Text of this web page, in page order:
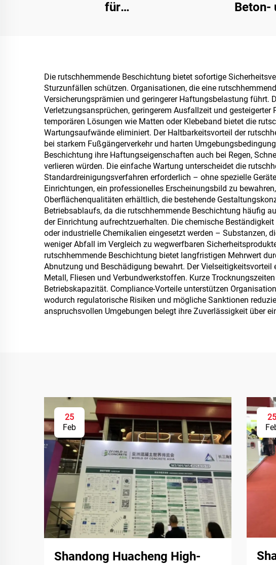
für
Getreidespeicherbehälter,
Öltanks
Beton-
Die rutschhemmende Beschichtung bietet sofortige
Sturzunfällen schützen. Organisationen, die eine
Versicherungsprämien und geringerer Haftungsbelastung führt.
Verletzungsansprüchen, geringerem Ausfallzeit und
temporären Lösungen wie Matten oder Klebeband bietet die
Wartungsaufwände eliminiert. Der Haltbarkeitsvorteil der
bei starkem Fußgängerverkehr und harten
Beschichtung ihre Haftungseigenschaften auch bei Regen,
verlieren würden. Die einfache Wartung unterscheidet die
Standardreinigungsverfahren erforderlich – ohne spezielle
Einrichtungen, ein professionelles Erscheinungsbild zu
Oberflächenqualitäten erhältlich, die bestehende
Betriebsablaufs, da die rutschhemmende Beschichtung häufig
der Einrichtung aufrechtzuerhalten. Die chemische
oder industrielle Chemikalien eingesetzt werden – Substanzen,
weniger Abfall im Vergleich zu wegwerfbaren
rutschhemmende Beschichtung bietet langfristigen Mehrwert
Abnutzung und Beschädigung bewahrt. Der
Metall, Fliesen und Verbundwerkstoffen. Kurze
Betriebskapazität. Compliance-Vorteile unterstützen
wodurch regulatorische Risiken und mögliche Sanktionen
anspruchsvollen Umgebungen belegt ihre Zuverlässigkeit über
25
Feb
Shandong Huacheng High-
25